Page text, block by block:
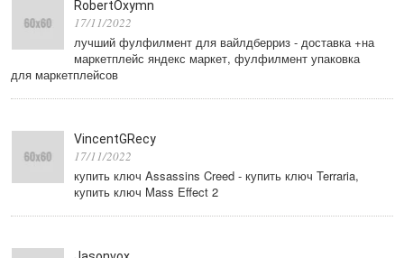
RobertOxymn
17/11/2022
лучший фулфилмент для вайлдберриз - доставка +на
маркетплейс яндекс маркет, фулфилмент упаковка
для маркетплейсов
VincentGRecy
17/11/2022
купить ключ Assassins Creed - купить ключ Terraria,
купить ключ Mass Effect 2